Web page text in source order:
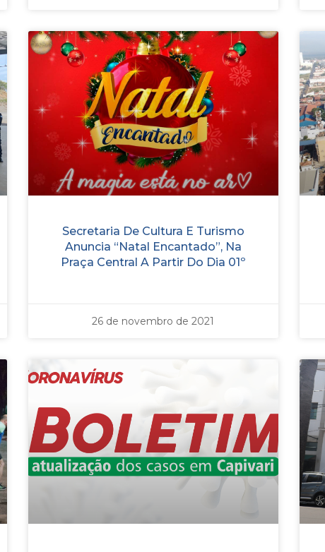
Secretaria De Cultura E Turismo
Anuncia “Natal Encantado”, Na
Praça Central A Partir Do Dia 01º
26 de novembro de 2021